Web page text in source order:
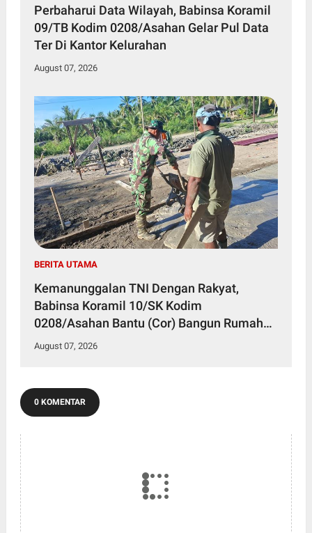
Perbaharui Data Wilayah, Babinsa Koramil
09/TB Kodim 0208/Asahan Gelar Pul Data
Ter Di Kantor Kelurahan
August 07, 2026
BERITA UTAMA
Kemanunggalan TNI Dengan Rakyat,
Babinsa Koramil 10/SK Kodim
0208/Asahan Bantu (Cor) Bangun Rumah
Warga
August 07, 2026
0 KOMENTAR